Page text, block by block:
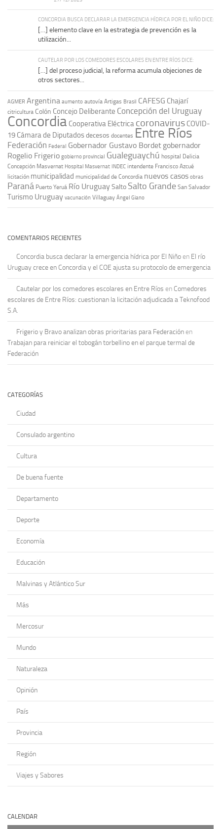
CONCORDIA BUSCA DECLARAR LA EMERGENCIA HÍDRICA POR EL NIÑO DICE:
[…] elemento clave en la estrategia de prevención es la
utilización...
CAUTELAR POR LOS COMEDORES ESCOLARES EN ENTRE RÍOS DICE:
[…] del proceso judicial, la reforma acumula objeciones de
otros sectores...
AGMER Argentina aumento autovía Artigas Brasil CAFESG Chajarí
citricultura Colón Concejo Deliberante Concepción del Uruguay
Concordia Cooperativa Eléctrica coronavirus COVID-
19 Cámara de Diputadosdecesos docentes Entre Ríos
Federación Federal Gobernador Gustavo Bordet gobernador
Rogelio Frigerio gobierno provincial Gualeguaychú hospital Delicia
Concepción Masvernat Hospital Masvernat INDEC intendente Francisco Azcué
licitación municipalidad municipalidad de Concordia nuevos casos obras
Paraná Puerto Yeruá Río UruguaySalto Salto Grande San Salvador
Turismo Uruguay vacunación Villaguay Ángel Giano
COMENTARIOS RECIENTES
Concordia busca declarar la emergencia hídrica por El Niño en El río
Uruguay crece en Concordia y el COE ajusta su protocolo de emergencia
Cautelar por los comedores escolares en Entre Ríos en Comedores
escolares de Entre Ríos: cuestionan la licitación adjudicada a Teknofood
S.A.
Frigerio y Bravo analizan obras prioritarias para Federación en
Trabajan para reiniciar el tobogán torbellino en el parque termal de
Federación
CATEGORÍAS
Ciudad
Consulado argentino
Cultura
De buena fuente
Departamento
Deporte
Economía
Educación
Malvinas y Atlántico Sur
Más
Mercosur
Mundo
Naturaleza
Opinión
País
Provincia
Región
Viajes y Sabores
CALENDAR